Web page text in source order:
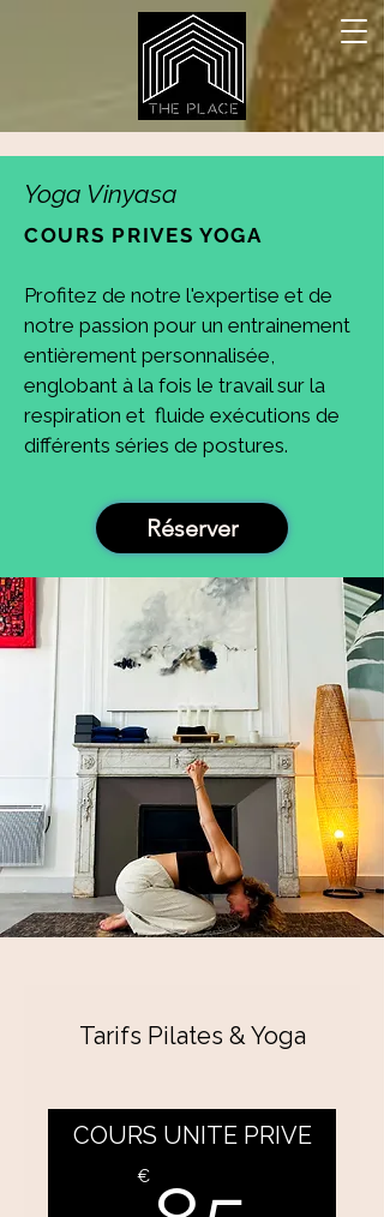
Yoga Vinyasa
COURS PRIVES YOGA
Profitez de notre l'expertise et de
notre passion pour un entrainement
entièrement personnalisée,
englobant à la fois le travail sur la
respiration et fluide exécutions de
différents séries de postures.
Réserver
Tarifs Pilates & Yoga
COURS UNITE PRIVE
€